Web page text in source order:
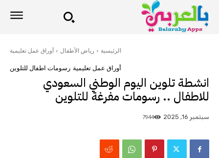
الرئيسية رياض الأطفال أوراق عمل تعليمية
أوراق عمل تعليمية رسومات اطفال للتلوين
انشطة تلوين اليوم الوطني السعودي
للاطفال .. رسومات مفرغة للتلوين
سبتمبر 16, 2025 7944